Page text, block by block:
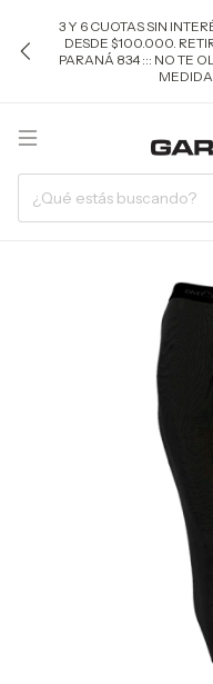
3 Y 6 CUOTAS SIN
DESDE $100.000.
PARANÁ 834 ::: NO TE